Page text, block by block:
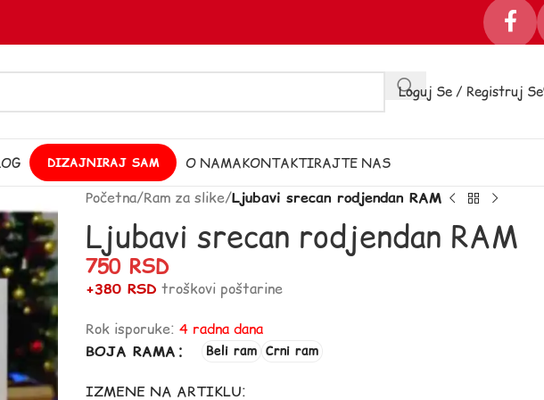
Loguj Se / Registruj Se
DIZAJNIRAJ SAM O NAMAKONTAKTIRAJTE NAS
Početna/Ram za slike/Ljubavi srecan rodjendan RAM
Ljubavi srecan rodjendan RAM
750 RSD
+380 RSD troškovi poštarine
Rok isporuke: 4 radna dana
BOJA RAMA
Beli ram Crni ram
IZMENE NA ARTIKLU: